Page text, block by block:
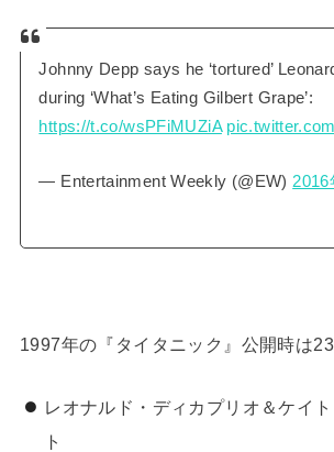
Johnny Depp says he ‘tortured’
during ‘What’s Eating Gilbert Grape’:
https://t.co/wsPFiMUZiA
— Entertainment Weekly (@EW) 2016
1997年の『タイタニック』公開時は23
レオナルド・ディカプリオ＆ケイ
ト